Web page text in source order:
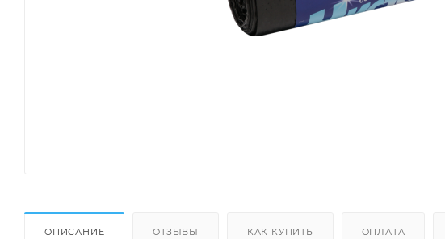
ОПИСАНИЕ ОТЗЫВЫ КАК КУПИТЬ ОПЛАТА